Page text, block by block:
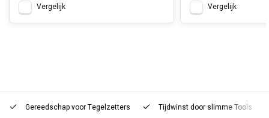
Vergelijk Vergelijk
Gereedschap voorTegelzetters Tijdwinst door slimme Tools